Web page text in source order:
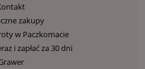
zakupy
w Paczkomacie
i zapłać za 30 dni